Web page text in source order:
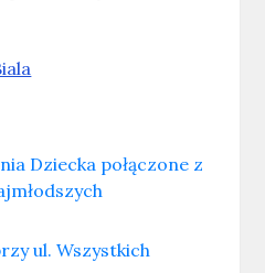
Dziecka połączone z
ul. Wszystkich